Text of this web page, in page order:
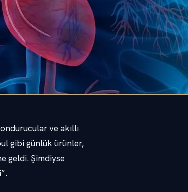
ve akıllı
gibi günlük ürünler,
geldi. Şimdiyse
”.